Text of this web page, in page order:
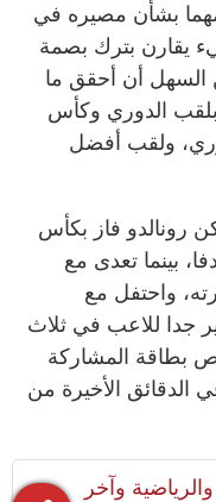
بشأن مصيره في
يقارن بترك بصمة
السهل أن أحقق ما
الدوري وكأس
ولقب أفضل
رونالدو فاز بكأس
وحقق لقب الهداف بـ29 هدفا، بينما تعدى مع
في مسيرته، واحتفل مع
إنجاز كبير جدا للاعب في ثلاث
بطاقة المشاركة
الأخيرة من
والرياضية وآخر